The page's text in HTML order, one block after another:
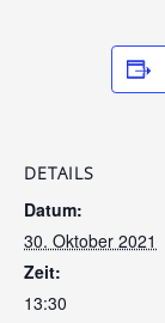
DETAILS
Datum:
30. Oktober 2021
Zeit:
13:30